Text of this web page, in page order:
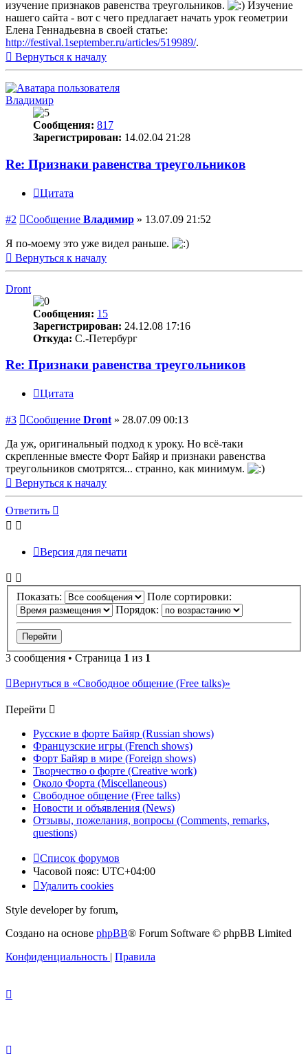
изучение признаков равенства треугольников.
Изучение
нашего сайта - вот с чего предлагает начать урок геометрии
Елена Геннадьевна в своей статье:
http://festival.1september.ru/articles/519989/.
Вернуться к началу
Владимир
Сообщения: 817
Зарегистрирован: 14.02.04 21:28
Re: Признаки равенства треугольников
Цитата
#2 Сообщение Владимир » 13.07.09 21:52
Я по-моему это уже видел раньше.
Вернуться к началу
Dront
Сообщения: 15
Зарегистрирован: 24.12.08 17:16
Откуда: С.-Петербург
Re: Признаки равенства треугольников
Цитата
#3 Сообщение Dront » 28.07.09 00:13
Да уж, оригинальный подход к уроку. Но всё-таки
скрепленные вместе Форт Байяр и признаки равенства
треугольников смотрятся... странно, как минимум.
Вернуться к началу
Ответить
Версия для печати
Показать:
Поле сортировки:
Порядок:
3 сообщения • Страница 1 из 1
Вернуться в «Свободное общение (Free talks)»
Перейти
Русские в форте Байяр (Russian shows)
Французские игры (French shows)
Форт Байяр в мире (Foreign shows)
Творчество о форте (Creative work)
Около Форта (Miscellaneous)
Свободное общение (Free talks)
Новости и объявления (News)
Отзывы, пожелания, вопросы (Comments, remarks,
questions)
Список форумов
Часовой пояс: UTC+04:00
Удалить cookies
Style developer by forum,
Создано на основе phpBB® Forum Software © phpBB Limited
Конфиденциальность | Правила